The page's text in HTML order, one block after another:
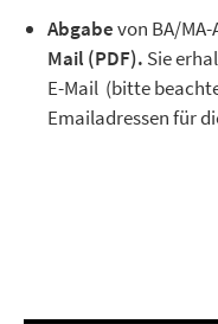
Abgabevon BA/
Mail (PDF). Sie
E-Mail (bitte
Emailadressen für